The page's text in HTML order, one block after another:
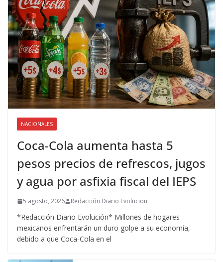
NACIONALES
Coca-Cola aumenta hasta 5
pesos precios de refrescos, jugos
y agua por asfixia fiscal del IEPS
5 agosto, 2026 Redacción Diario Evolucion
*Redacción Diario Evolución* Millones de hogares
mexicanos enfrentarán un duro golpe a su economía,
debido a que Coca-Cola en el